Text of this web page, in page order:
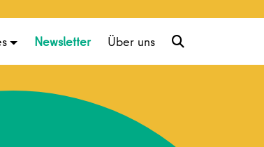
Newsletter Über uns